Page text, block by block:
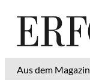
Aus dem Magazin